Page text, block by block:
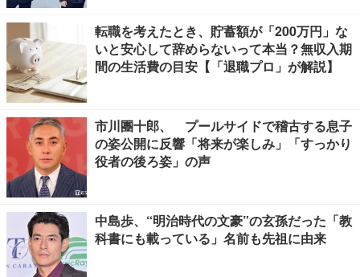
転職を考えたとき、貯蓄額が「200万円」な
いと安心して辞めらないって本当？無収入期
間の生活費の目安【「退職プロ」が解説】
市川團十郎、 プールサイドで稽古する息子
の姿公開に反響「将来が楽しみ」「すっかり
役者の後ろ姿」の声
中島歩、“明治時代の文豪”の玄孫だった「教
科書にも載っている」名前も先祖に由来